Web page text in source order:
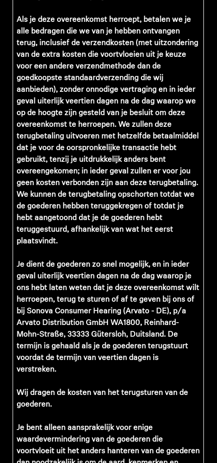
Als je deze overeenkomst herroept, betalen we je
alle bedragen die we van je hebben ontvangen
terug, inclusief de verzendkosten (met uitzondering
van de extra kosten die voortvloeien uit je keuze
voor een andere verzendmethode dan de
goedkoopste standaardverzending die wij
aanbieden), zonder onnodige vertraging en in ieder
geval uiterlijk veertien dagen na de dag waarop we
op de hoogte zijn gesteld van je besluit om deze
overeenkomst te herroepen. We zullen deze
terugbetaling uitvoeren met hetzelfde betaalmiddel
dat je voor de oorspronkelijke transactie hebt
gebruikt, tenzij je uitdrukkelijk anders bent
overeengekomen; in ieder geval zullen er voor jou
geen kosten verbonden zijn aan deze terugbetaling.
We kunnen de terugbetaling opschorten totdat we
de goederen hebben teruggekregen of totdat je
hebt aangetoond dat je de goederen hebt
teruggestuurd, afhankelijk van wat het eerst
plaatsvindt.
Je dient de goederen zo snel mogelijk, en in ieder
geval uiterlijk veertien dagen na de dag waarop je
ons hebt laten weten dat je deze overeenkomst wilt
herroepen, terug te sturen of af te geven bij ons of
bij Sonova Consumer Hearing (Arvato - DE), p/a
Arvato Distribution GmbH WA1800, Reinhard-
Mohn-Straße, 33333 Gütersloh, Duitsland. De
termijn is gehaald als je de goederen terugstuurt
voordat de termijn van veertien dagen is
verstreken.
Wij dragen de kosten van het terugsturen van de
goederen.
Je bent alleen aansprakelijk voor enige
waardevermindering van de goederen die
voortvloeit uit het anders hanteren van de goederen